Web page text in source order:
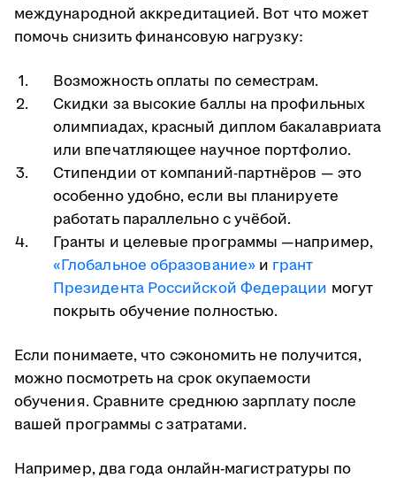
международной аккредитацией. Вот что может
помочь снизить финансовую нагрузку:
Возможность оплаты по семестрам.
Скидки за высокие баллы на профильных
олимпиадах, красный диплом бакалавриата
или впечатляющее научное портфолио.
Стипендии от компаний-партнёров — это
особенно удобно, если вы планируете
работать параллельно с учёбой.
Гранты и целевые программы —например,
«Глобальное образование»и грант
Президента Российской Федерации могут
покрыть обучение полностью.
Если понимаете, что сэкономить не получится,
можно посмотреть на срок окупаемости
обучения. Сравните среднюю зарплату после
вашей программы с затратами.
Например, два года онлайн-магистратуры по